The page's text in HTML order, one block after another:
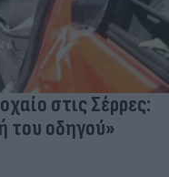
στις Σέρρες:
του οδηγού»